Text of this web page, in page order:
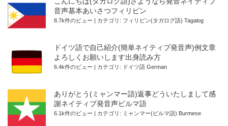
音声基本あいさつフィリピン
8.7k件のビュー カテゴリ: フィリピン(タガログ語) Tagalog
ドイツ語で自己紹介(簡単ネイティブ発音声)例文章
よろしくお願いします出身読み方
6.4k件のビュー カテゴリ: ドイツ語 German
ありがとう(ミャンマー語)返事どういたしまして感
謝ネイティブ発音声ビルマ語
6.1k件のビュー カテゴリ: ミャンマー(ビルマ語) Burmese